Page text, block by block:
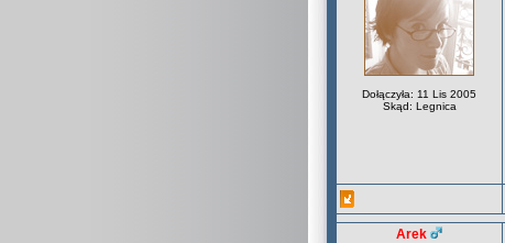
Dołączyła: 11 Lis 2005
Skąd: Legnica
Arek